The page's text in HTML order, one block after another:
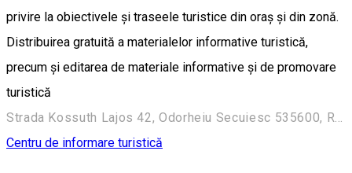
privire la obiectivele și traseele turistice din oraș și din zonă.
Distribuirea gratuită a materialelor informative turistică,
precum și editarea de materiale informative şi de promovare
turistică
Centru de informare turistică